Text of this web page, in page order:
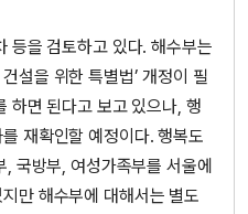
등을 검토하고 있다. 해수부는
설을 위한 특별법’ 개정이 필
하면 된다고 보고 있으나, 행
재확인할 예정이다. 행복도
국방부, 여성가족부를 서울에
만 해수부에 대해서는 별도